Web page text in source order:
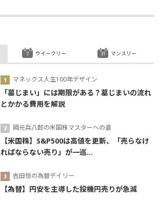
マネックス人生100年デザイン
「墓じまい」には期限がある？墓じまいの流れ
とかかる費用を解説
岡元兵八郎の米国株マスターへの道
【米国株】S&P500は高値を更新、「売らなけ
ればならない売り」が一巡...
吉田恒の為替デイリー
【為替】円安を主導した投機円売りが急減
ウイークリー マンスリー